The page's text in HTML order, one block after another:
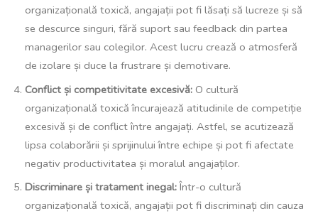
organizațională toxică, angajații pot fi lăsați să lucreze și să
se descurce singuri, fără suport sau feedback din partea
managerilor sau colegilor. Acest lucru crează o atmosferă
de izolare și duce la frustrare și demotivare.
Conflict și competitivitate excesivă: O cultură
organizațională toxică încurajează atitudinile de competiție
excesivă și de conflict între angajați. Astfel, se acutizează
lipsa colaborării și sprijinului între echipe și pot fi afectate
negativ productivitatea și moralul angajaților.
Discriminare și tratament inegal:Într-o cultură
organizațională toxică, angajații pot fi discriminați din cauza